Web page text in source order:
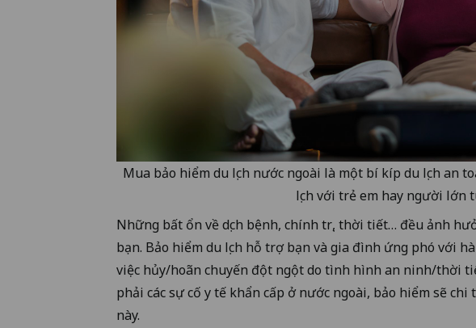
Mua bảo hiểm du lịch nước ngoài là một bí kíp du lịch an
lịch với trẻ em hay người lớn
Những bất ổn về dịch bệnh, chính trị, thời tiết… đều ảnh
bạn. Bảo hiểm du lịch hỗ trợ bạn và gia đình ứng phó với
việc hủy/hoãn chuyến đột ngột do tình hình an ninh/thời
phải các sự cố y tế khẩn cấp ở nước ngoài, bảo hiểm sẽ
này.